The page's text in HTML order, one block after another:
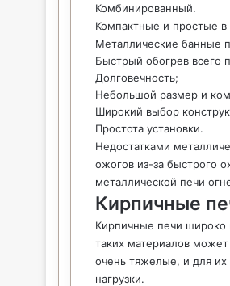
Комбинированный.
Компактные и простые в
Металлические банные
Быстрый обогрев всего
Долговечность;
Небольшой размер и
Широкий выбор
Простота установки.
Недостатками
ожогов из-за быстрого
металлической печи
Кирпичные
Кирпичные печи широко
таких материалов
очень тяжелые, и для
нагрузки.